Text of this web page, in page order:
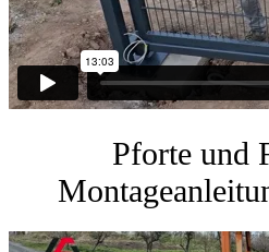
Pforte und